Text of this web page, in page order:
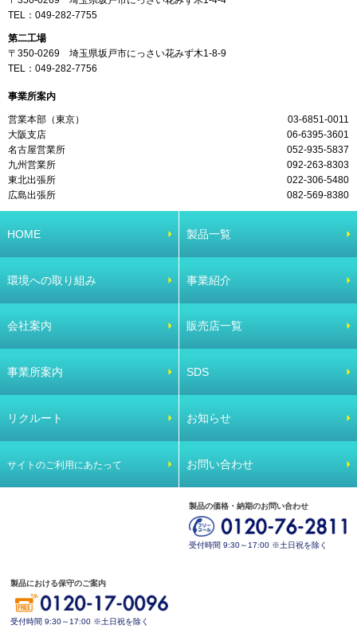
TEL： 049-282-7755
第二工場
〒350-0269 埼玉県坂戸市にっさい花みず木1-8-9
TEL： 049-282-7756
事業所案内
営業本部（東京）
03-6851-0011
大阪支店
06-6395-3601
名古屋営業所
052-935-5837
九州営業所
092-263-8303
東北出張所
022-306-5480
広島出張所
082-569-8380
HOME 製品一覧
環境への取り組み 事業紹介
会社案内 販売店一覧
事業所案内 SDS
リクルート お知らせ
サイトのご利用にあたって お問い合わせ
製品の価格・納期のお問い合わせ
受付時間 9:30～17:00 ※土日祝を除く
製品における保守のご案内
受付時間 9:30～17:00 ※土日祝を除く